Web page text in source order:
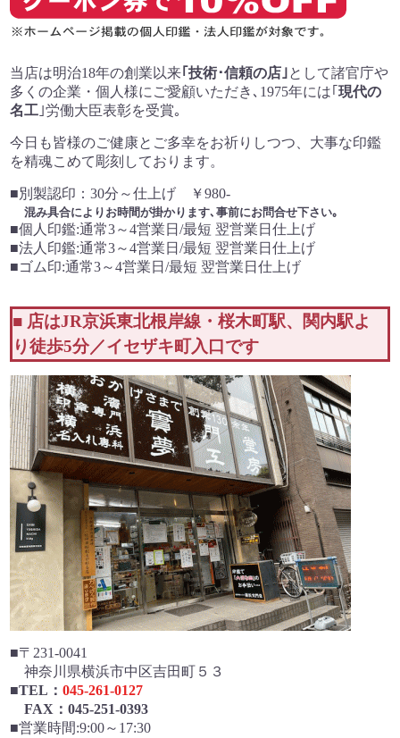
当店は明治18年の創業以来｢技術･信頼の店｣ として諸官庁や
多くの企業・個人様にご愛顧いただき､ 1975年には｢現代の
名工 ｣労働大臣表彰を受賞｡
今日も皆様のご健康とご多幸をお祈りしつつ、 大事な印鑑
を精魂こめて彫刻しております。
■別製認印：30分～仕上げ ￥980-
混み具合によりお時間が掛かります､事前にお問合せ下さい｡
■個人印鑑:通常3～4営業日/最短 翌営業日仕上げ
■法人印鑑:通常3～4営業日/最短 翌営業日仕上げ
■ゴム印:通常3～4営業日/最短 翌営業日仕上げ
■ 店はJR京浜東北根岸線・桜木町駅、関内駅よ
り徒歩5分／イセザキ町入口です
■〒231-0041
神奈川県横浜市中区吉田町５３
■TEL：045-261-0127
FAX：045-251-0393
■営業時間:9:00～17:30